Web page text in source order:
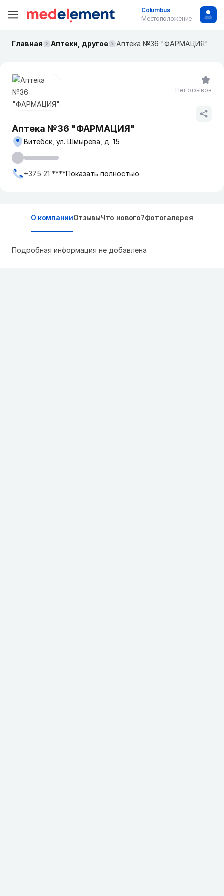
Columbus
Местоположение
Главная Аптеки, другое Аптека №36 "ФАРМАЦИЯ"
Аптека №36 "ФАРМАЦИЯ"
Витебск, ул. Шмырева, д. 15
+375 21 ****Показать полностью
Нет отзывов
О компанииОтзывыЧто нового?Фотогалерея
Подробная информация не добавлена